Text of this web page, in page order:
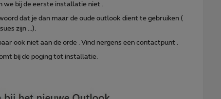
bij de eerste installatie niet .
dat je dan maar de oude outlook dient te gebruiken (
zijn ...).
ook niet aan de orde . Vind nergens een contactpunt .
bij de poging tot installatie.